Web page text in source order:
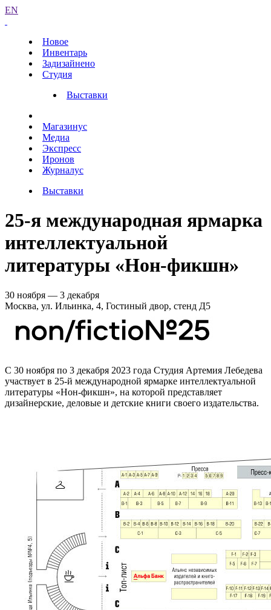
EN
Новое
Инвентарь
Задизайнено
Студия
Выставки
Магазинус
Медиа
Экспресс
Иронов
Журналус
Выставки
25-я международная ярмарка
интеллектуальной
литературы «Нон-фикшн»
30 ноября — 3 декабря
Москва, ул. Ильинка, 4, Гостиный двор, стенд Д5
С 30 ноября по 3 декабря 2023 года Студия Артемия Лебедева
участвует в 25-й международной ярмарке интеллектуальной
литературы «Нон-фикшн», на которой представляет
дизайнерские, деловые и детские книги своего издательства.